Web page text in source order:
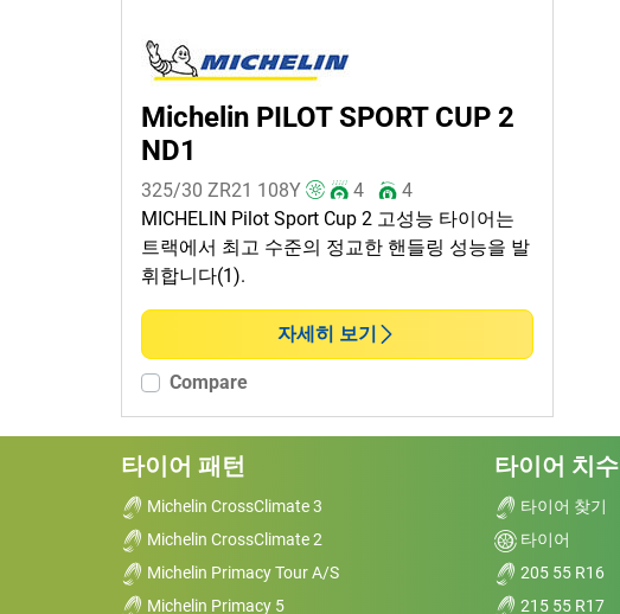
Michelin PILOT SPORT CUP 2
ND1
325/30 ZR21 108Y 4
4
MICHELIN Pilot Sport Cup 2 고성능 타이어는
트랙에서 최고 수준의 정교한 핸들링 성능을 발
휘합니다(1).
자세히 보기
Compare
타이어 패턴
Michelin CrossClimate 3
Michelin CrossClimate 2
Michelin Primacy Tour A/S
Michelin Primacy 5
타이어 치수
타이어 찾기
타이어
205 55 R16
215 55 R17